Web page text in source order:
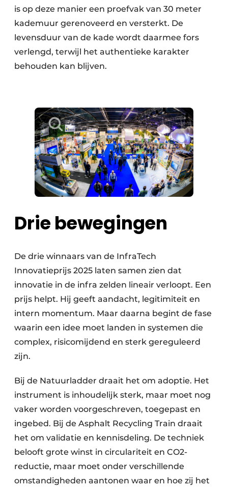
is op deze manier een proefvak van 30 meter
kademuur gerenoveerd en versterkt. De
levensduur van de kade wordt daarmee fors
verlengd, terwijl het authentieke karakter
behouden kan blijven.
Drie bewegingen
De drie winnaars van de InfraTech
Innovatieprijs 2025 laten samen zien dat
innovatie in de infra zelden lineair verloopt. Een
prijs helpt. Hij geeft aandacht, legitimiteit en
intern momentum. Maar daarna begint de fase
waarin een idee moet landen in systemen die
complex, risicomijdend en sterk gereguleerd
zijn.
Bij de Natuurladder draait het om adoptie. Het
instrument is inhoudelijk sterk, maar moet nog
vaker worden voorgeschreven, toegepast en
ingebed. Bij de Asphalt Recycling Train draait
het om validatie en kennisdeling. De techniek
belooft grote winst in circulariteit en CO2-
reductie, maar moet onder verschillende
omstandigheden aantonen waar en hoe zij het